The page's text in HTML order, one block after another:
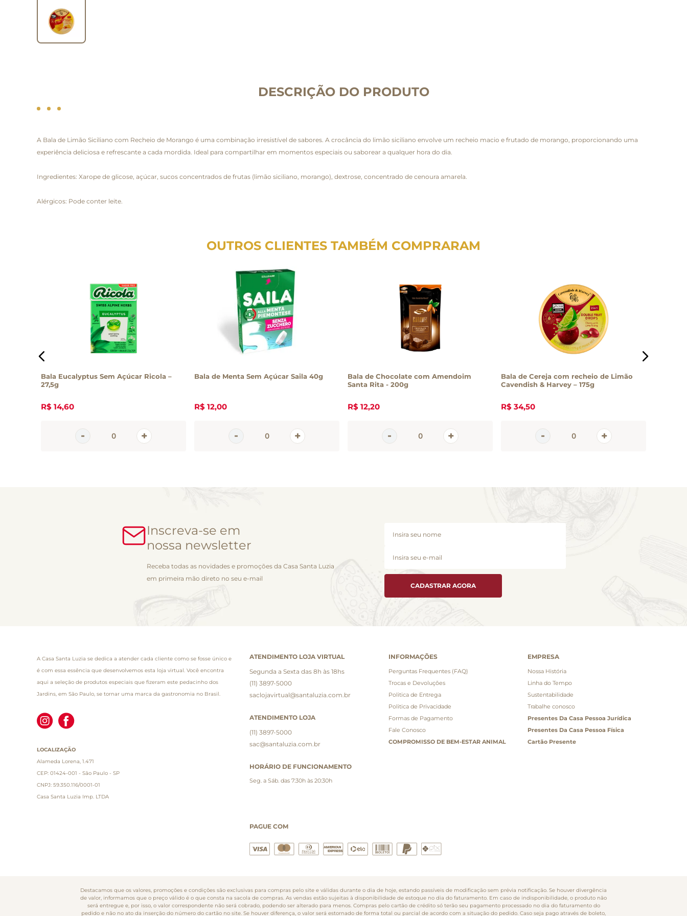
DESCRIÇÃO DO PRODUTO
A Bala de Limão Siciliano com Recheio de Morango é uma combinação irresistível de sabores. A crocância do limão siciliano envolve um recheio macio e frutado de morango, proporcionando uma
experiência deliciosa e refrescante a cada mordida. Ideal para compartilhar em momentos especiais ou saborear a qualquer hora do dia.
Ingredientes: Xarope de glicose, açúcar, sucos concentrados de frutas (limão siciliano, morango), dextrose, concentrado de cenoura amarela.
Alérgicos: Pode conter leite.
OUTROS CLIENTES TAMBÉM COMPRARAM
Bala Eucalyptus Sem Açúcar Ricola –
27,5g
R$ 14,60
Bala de Menta Sem Açúcar Saila 40g
R$ 12,00
Bala de Chocolate com Amendoim
Santa Rita - 200g
R$ 12,20
Bala de Cereja com recheio de Limão
Cavendish & Harvey – 175g
R$ 34,50
Inscreva-se em
nossa newsletter
Receba todas as novidades e promoções da Casa Santa Luzia
em primeira mão direto no seu e-mail
CADASTRAR AGORA
A Casa Santa Luzia se dedica a atender cada cliente como se fosse único e
é com essa essência que desenvolvemos esta loja virtual. Você encontra
aqui a seleção de produtos especiais que fizeram este pedacinho dos
Jardins, em São Paulo, se tornar uma marca da gastronomia no Brasil.
LOCALIZAÇÃO
Alameda Lorena, 1.471
CEP: 01424-001 - São Paulo - SP
CNPJ: 59.350.116/0001-01
Casa Santa Luzia Imp. LTDA
ATENDIMENTO LOJA VIRTUAL
Segunda a Sexta das 8h às 18hs
(11) 3897-5000
saclojavirtual@santaluzia.com.br
ATENDIMENTO LOJA
(11) 3897-5000
sac@santaluzia.com.br
HORÁRIO DE FUNCIONAMENTO
Seg. a Sáb. das 7:30h às 20:30h
INFORMAÇÕES
Perguntas Frequentes (FAQ)
Trocas e Devoluções
Politica de Entrega
Politica de Privacidade
Formas de Pagamento
Fale Conosco
COMPROMISSO DE BEM-ESTAR ANIMAL
EMPRESA
Nossa História
Linha do Tempo
Sustentabilidade
Trabalhe conosco
Presentes Da Casa Pessoa Jurídica
Presentes Da Casa Pessoa Física
Cartão Presente
PAGUE COM
Destacamos que os valores, promoções e condições são exclusivas para compras pelo site e válidas durante o dia de hoje, estando passíveis de modificação sem prévia notificação. Se houver divergência
de valor, informamos que o preço válido é o que consta na sacola de compras. As vendas estão sujeitas à disponibilidade de estoque no dia do faturamento. Em caso de indisponibilidade, o produto não
será entregue e, por isso, o valor correspondente não será cobrado, podendo ser alterado para menos. Compras pelo cartão de crédito só terão seu pagamento processado no dia do faturamento do
pedido e não no ato da inserção do número do cartão no site. Se houver diferença, o valor será estornado de forma total ou parcial de acordo com a situação do pedido. Caso seja pago através de boleto,